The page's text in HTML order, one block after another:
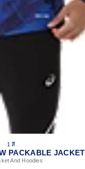
1 สี
PACKABLE JACKET
And Hoodies